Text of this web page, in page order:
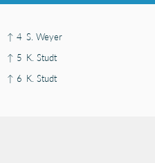
↑ 4 S. Weyer
↑ 5 K. Studt
↑ 6 K. Studt